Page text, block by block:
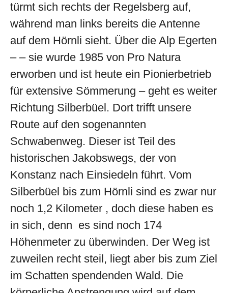
türmt sich rechts der Regelsberg auf,
während man links bereits die Antenne
auf dem Hörnli sieht. Über die Alp Egerten
– – sie wurde 1985 von Pro Natura
erworben und ist heute ein Pionierbetrieb
für extensive Sömmerung – geht es weiter
Richtung Silberbüel. Dort trifft unsere
Route auf den sogenannten
Schwabenweg. Dieser ist Teil des
historischen Jakobswegs, der von
Konstanz nach Einsiedeln führt. Vom
Silberbüel bis zum Hörnli sind es zwar nur
noch 1,2 Kilometer , doch diese haben es
in sich, denn es sind noch 174
Höhenmeter zu überwinden. Der Weg ist
zuweilen recht steil, liegt aber bis zum Ziel
im Schatten spendenden Wald. Die